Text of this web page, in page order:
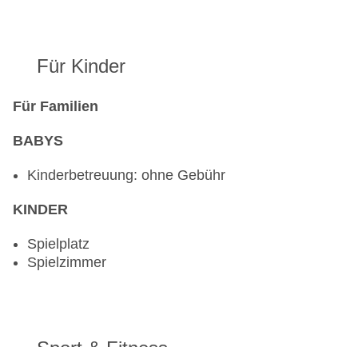
Für Kinder
Für Familien
BABYS
Kinderbetreuung: ohne Gebühr
KINDER
Spielplatz
Spielzimmer